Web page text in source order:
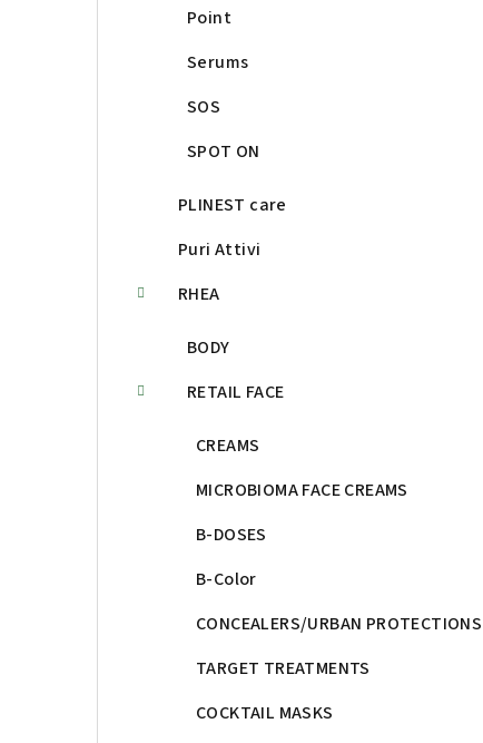
Point
Serums
SOS
SPOT ON
PLINEST care
Puri Attivi
RHEA
BODY
RETAIL FACE
CREAMS
MICROBIOMA FACE CREAMS
B-DOSES
B-Color
CONCEALERS/URBAN PROTECTIONS
TARGET TREATMENTS
COCKTAIL MASKS